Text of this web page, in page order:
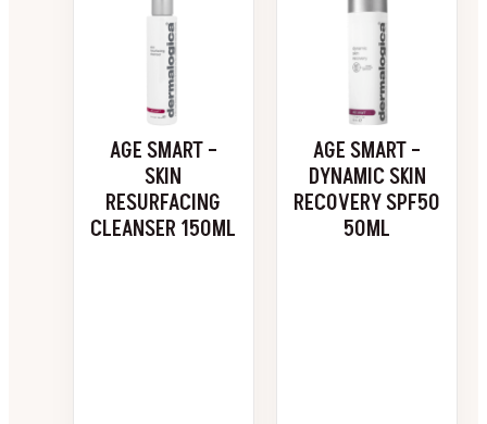
AGE SMART –
SKIN
RESURFACING
CLEANSER 150ML
AGE SMART –
DYNAMIC SKIN
RECOVERY SPF50
50ML